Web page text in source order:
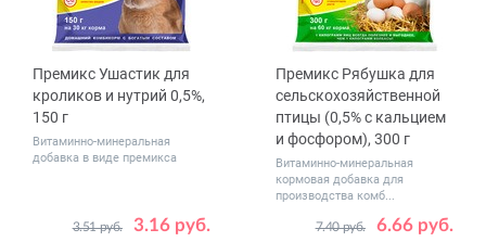
Премикс Ушастик для
кроликов и нутрий 0,5%,
150 г
Витаминно-минеральная
добавка в виде премикса
3.16 руб.
3.51 руб.
Премикс Рябушка для
сельскохозяйственной
птицы (0,5% с кальцием
и фосфором), 300 г
Витаминно-минеральная
кормовая добавка для
производства комб...
6.66 руб.
7.40 руб.